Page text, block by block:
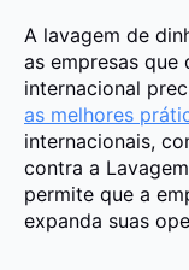
A lavagem de
as empresas que
internacional
as melhores
internacionais,
contra a
permite que a
expanda suas